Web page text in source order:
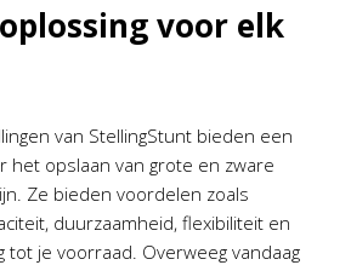
voor elk
van StellingStunt bieden een
het opslaan van grote en zware
Ze bieden voordelen zoals
duurzaamheid, flexibiliteit en
tot je voorraad. Overweeg vandaag